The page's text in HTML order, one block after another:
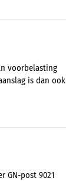
voorbelasting
is dan ook
GN-post 9021